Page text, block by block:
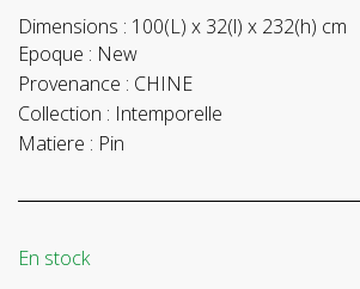
Dimensions : 100(L) x 32(l) x 232(h) cm
Epoque : New
Provenance : CHINE
Collection : Intemporelle
Matiere : Pin
En stock